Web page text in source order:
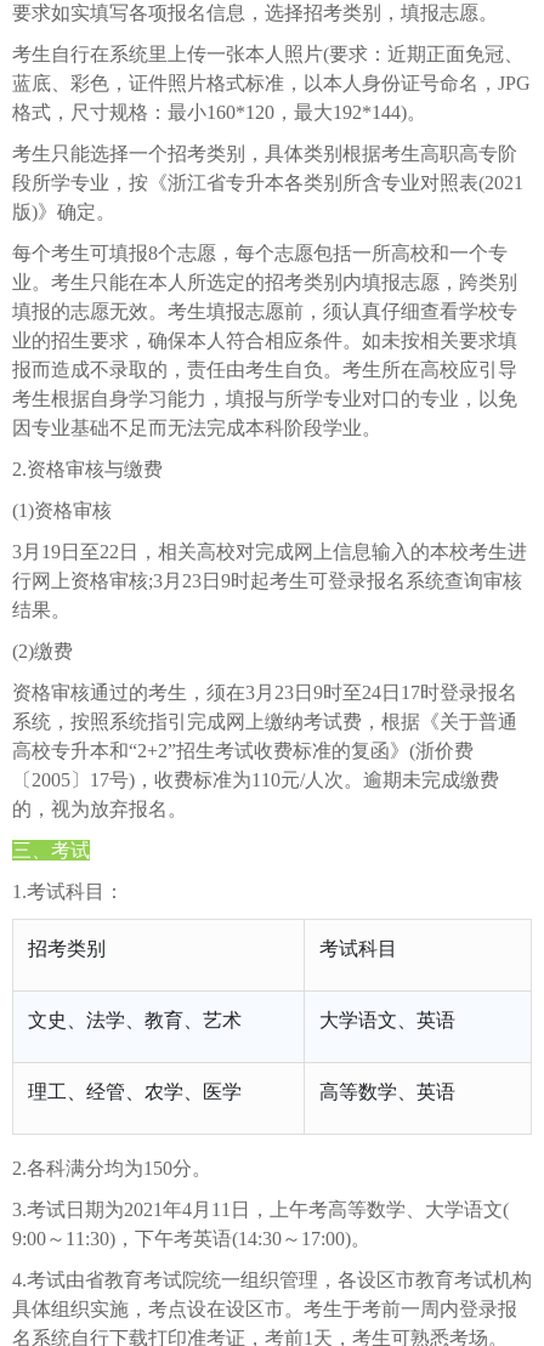
要求如实填写各项报名信息，选择招考类别，填报志愿。
考生自行在系统里上传一张本人照片(要求：近期正面免冠、
蓝底、彩色，证件照片格式标准，以本人身份证号命名，JPG
格式，尺寸规格：最小160*120，最大192*144)。
考生只能选择一个招考类别，具体类别根据考生高职高专阶
段所学专业，按《浙江省专升本各类别所含专业对照表(2021
版)》确定。
每个考生可填报8个志愿，每个志愿包括一所高校和一个专
业。考生只能在本人所选定的招考类别内填报志愿，跨类别
填报的志愿无效。考生填报志愿前，须认真仔细查看学校专
业的招生要求，确保本人符合相应条件。如未按相关要求填
报而造成不录取的，责任由考生自负。考生所在高校应引导
考生根据自身学习能力，填报与所学专业对口的专业，以免
因专业基础不足而无法完成本科阶段学业。
2.资格审核与缴费
(1)资格审核
3月19日至22日，相关高校对完成网上信息输入的本校考生进
行网上资格审核;3月23日9时起考生可登录报名系统查询审核
结果。
(2)缴费
资格审核通过的考生，须在3月23日9时至24日17时登录报名
系统，按照系统指引完成网上缴纳考试费，根据《关于普通
高校专升本和“2+2”招生考试收费标准的复函》(浙价费
〔2005〕17号)，收费标准为110元/人次。逾期未完成缴费
的，视为放弃报名。
三、考试
1.考试科目：
招考类别 考试科目
文史、法学、教育、艺术 大学语文、英语
理工、经管、农学、医学 高等数学、英语
2.各科满分均为150分。
3.考试日期为2021年4月11日，上午考高等数学、大学语文(
9:00～11:30)，下午考英语(14:30～17:00)。
4.考试由省教育考试院统一组织管理，各设区市教育考试机构
具体组织实施，考点设在设区市。考生于考前一周内登录报
名系统自行下载打印准考证，考前1天，考生可熟悉考场。